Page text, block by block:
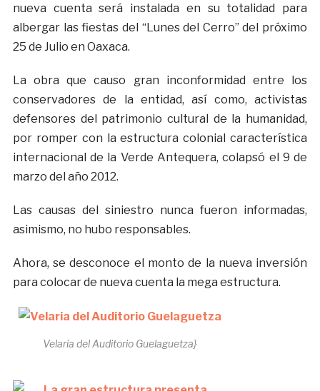
nueva cuenta será instalada en su totalidad para
albergar las fiestas del “Lunes del Cerro” del próximo
25 de Julio en Oaxaca.
La obra que causo gran inconformidad entre los
conservadores de la entidad, así como, activistas
defensores del patrimonio cultural de la humanidad,
por romper con la estructura colonial característica
internacional de la Verde Antequera, colapsó el 9 de
marzo del año 2012.
Las causas del siniestro nunca fueron informadas,
asimismo, no hubo responsables.
Ahora, se desconoce el monto de la nueva inversión
para colocar de nueva cuenta la mega estructura.
Velaria del Auditorio Guelaguetza}